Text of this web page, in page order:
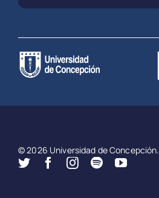
© 2026 Universidad de Concepción.